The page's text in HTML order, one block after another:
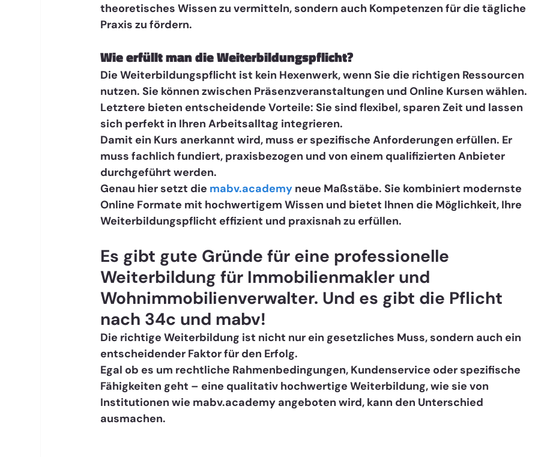
theoretisches Wissen zu vermitteln, sondern auch Kompetenzen für die tägliche
Praxis zu fördern.
Wie erfüllt man die Weiterbildungspflicht?
Die Weiterbildungspflicht ist kein Hexenwerk, wenn Sie die richtigen Ressourcen
nutzen. Sie können zwischen Präsenzveranstaltungen und Online Kursen wählen.
Letztere bieten entscheidende Vorteile: Sie sind flexibel, sparen Zeit und lassen
sich perfekt in Ihren Arbeitsalltag integrieren.
Damit ein Kurs anerkannt wird, muss er spezifische Anforderungen erfüllen. Er
muss fachlich fundiert, praxisbezogen und von einem qualifizierten Anbieter
durchgeführt werden.
Genau hier setzt die mabv.academy neue Maßstäbe. Sie kombiniert modernste
Online Formate mit hochwertigem Wissen und bietet Ihnen die Möglichkeit, Ihre
Weiterbildungspflicht effizient und praxisnah zu erfüllen.
Es gibt gute Gründe für eine professionelle
Weiterbildung für Immobilienmakler und
Wohnimmobilienverwalter. Und es gibt die Pflicht
nach 34c und mabv!
Die richtige Weiterbildung ist nicht nur ein gesetzliches Muss, sondern auch ein
entscheidender Faktor für den Erfolg.
Egal ob es um rechtliche Rahmenbedingungen, Kundenservice oder spezifische
Fähigkeiten geht – eine qualitativ hochwertige Weiterbildung, wie sie von
Institutionen wie mabv.academy angeboten wird, kann den Unterschied
ausmachen.